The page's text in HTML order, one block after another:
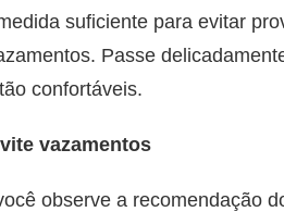
suficiente para evitar
Passe
confortáveis.
vazamentos
observe a recomendação